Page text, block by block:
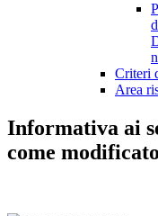
Criteri
Area
Informativa ai
come